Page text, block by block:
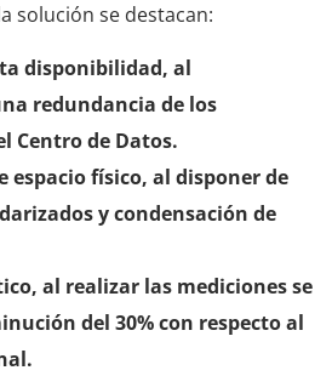
solución se destacan:
disponibilidad, al
redundancia de los
Centro de Datos.
espacio físico, al disponer de
y condensación de
al realizar las mediciones se
del 30% con respecto al